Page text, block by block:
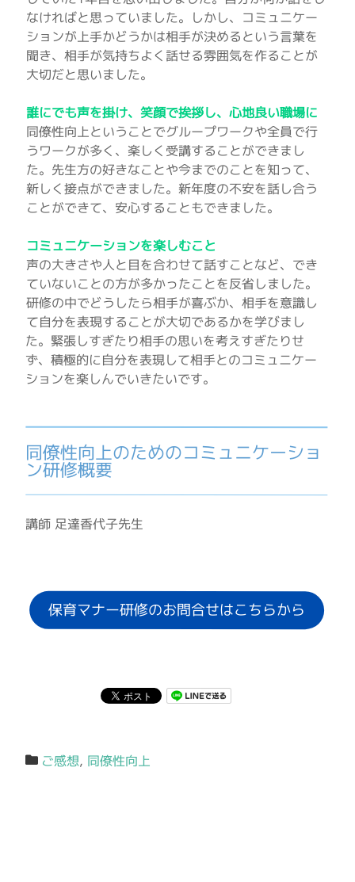
なければと思っていました。しかし、コミュニケー
ションが上手かどうかは相手が決めるという言葉を
聞き、相手が気持ちよく話せる雰囲気を作ることが
大切だと思いました。
誰にでも声を掛け、笑顔で挨拶し、心地良い職場に
同僚性向上ということでグループワークや全員で行
うワークが多く、楽しく受講することができまし
た。先生方の好きなことや今までのことを知って、
新しく接点ができました。新年度の不安を話し合う
ことができて、安心することもできました。
コミュニケーションを楽しむこと
声の大きさや人と目を合わせて話すことなど、でき
ていないことの方が多かったことを反省しました。
研修の中でどうしたら相手が喜ぶか、相手を意識し
て自分を表現することが大切であるかを学びまし
た。緊張しすぎたり相手の思いを考えすぎたりせ
ず、積極的に自分を表現して相手とのコミュニケー
ションを楽しんでいきたいです。
同僚性向上のためのコミュニケーショ
ン研修概要
講師 足達香代子先生
保育マナー研修のお問合せはこちらから
ご感想, 同僚性向上